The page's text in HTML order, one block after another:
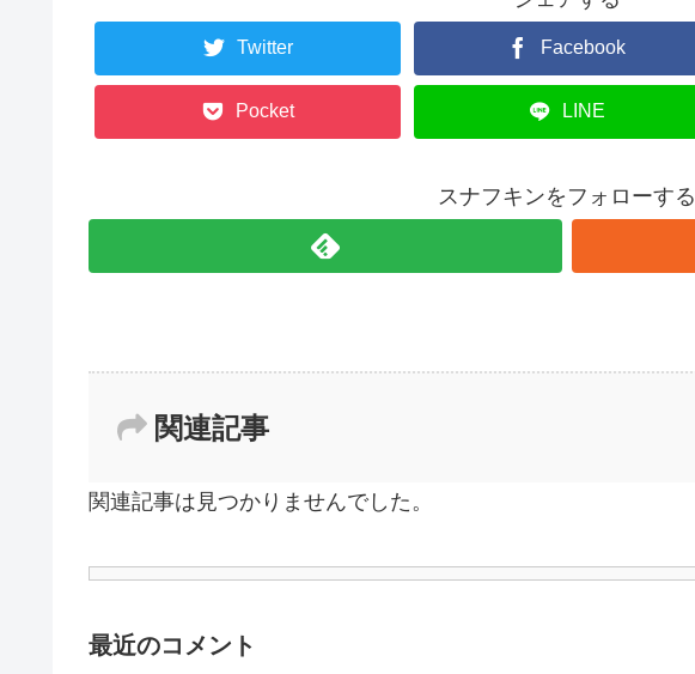
Twitter Facebook
Pocket LINE
スナフキンをフォローする
関連記事
関連記事は見つかりませんでした。
最近のコメント